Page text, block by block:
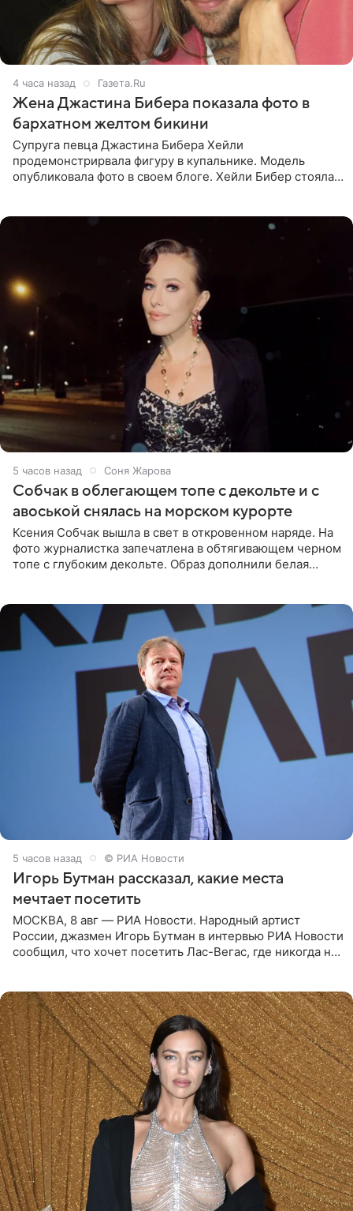
4 часа назад Газета.Ru
Жена Джастина Бибера показала фото в
бархатном желтом бикини
Супруга певца Джастина Бибера Хейли
продемонстрирвала фигуру в купальнике. Модель
опубликовала фото в своем блоге. Хейли Бибер стояла
5 часов назад Соня Жарова
Собчак в облегающем топе с декольте и с
авоськой снялась на морском курорте
Ксения Собчак вышла в свет в откровенном наряде. На
фото журналистка запечатлена в обтягивающем черном
топе с глубоким декольте. Образ дополнили белая
5 часов назад © РИА Новости
Игорь Бутман рассказал, какие места
мечтает посетить
МОСКВА, 8 авг — РИА Новости. Народный артист
России, джазмен Игорь Бутман в интервью РИА Новости
сообщил, что хочет посетить Лас-Вегас, где никогда не